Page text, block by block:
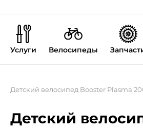
Услуги Велосипеды
Детский велосипед Booster Plasma
Детский